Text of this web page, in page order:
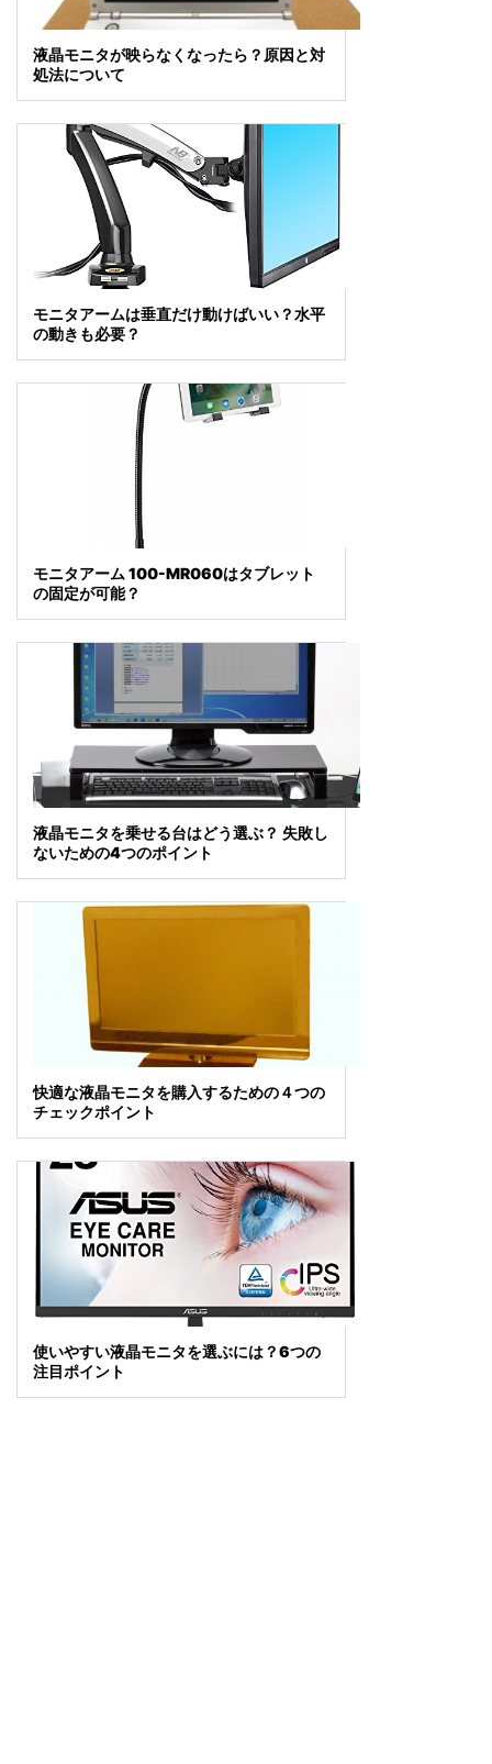
液晶モニタが映らなくなったら？原因と対
処法について
モニタアームは垂直だけ動けばいい？水平
の動きも必要？
モニタアーム 100-MR060はタブレット
の固定が可能？
液晶モニタを乗せる台はどう選ぶ？ 失敗し
ないための4つのポイント
快適な液晶モニタを購入するための４つの
チェックポイント
使いやすい液晶モニタを選ぶには？6つの
注目ポイント